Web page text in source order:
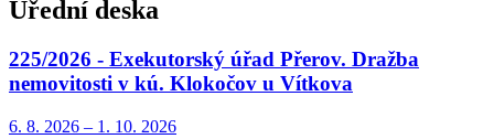
Úřední deska
225/2026 - Exekutorský úřad Přerov. Dražba
nemovitosti v kú. Klokočov u Vítkova
6. 8. 2026 – 1. 10. 2026